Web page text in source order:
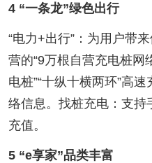
4 “一条龙”绿色出行
“电力+出行”：为用户带
营的“9万根自营充电桩网
电桩”“十纵十横两环”高
络信息。找桩充电：支持
充值。
5 “e享家”品类丰富